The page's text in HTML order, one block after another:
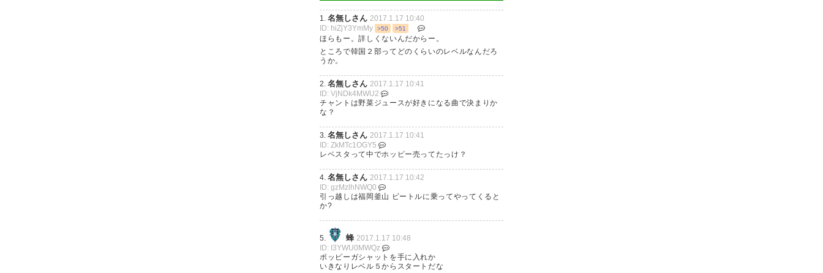
ポッピってかわいい
— はむたろう (chibiham)2017,
1月 17
ポッピhttps://t.co/uHZqA5CrBI
— YOU (avispayou)2017, 1月
17
ポッピが来日早々ニコ動でぽっ
ぴっぱー動画投稿ですね
1. 名無しさん 2017.1.17 10:40
ID: hiZjY3YmMy
>50 >51
ほらもー。詳しくないんだからー。
ところで韓国２部ってどのくらいのレベルなんだろ
うか。
2. 名無しさん 2017.1.17 10:41
ID: VjNDk4MWU2
チャントは野菜ジュースが好きになる曲で決まりか
な？
3. 名無しさん 2017.1.17 10:41
ID: ZkMTc1OGY5
レベスタって中でホッピー売ってたっけ？
4. 名無しさん 2017.1.17 10:42
ID: gzMzlhNWQ0
引っ越しは福岡釜山 ビートルに乗ってやってくると
か?
5. 蜂 2017.1.17 10:48
ID: I3YWU0MWQz
ポッピーガシャットを手に入れか
いきなりレベル５からスタートだな